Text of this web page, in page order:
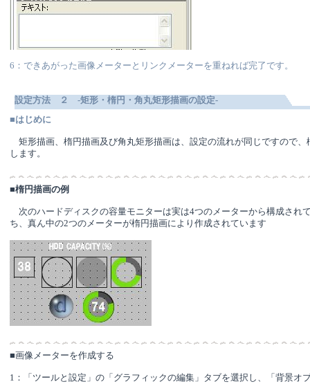
6：できあがった画像メーターとリンクメーターを重ねれば完了です。
設定方法 ２ -矩形・楕円・角丸矩形描画の設定-
■はじめに
矩形描画、楕円描画及び角丸矩形描画は、設定の流れが同じですので、
します。
■楕円描画の例
次のハードディスクの容量モニターは実は4つのメーターから構成され
ち、真ん中の2つのメーターが楕円描画により作成されています
■画像メーターを作成する
1：「ツールと設定」の「グラフィックの編集」タブを選択し、「背景オ